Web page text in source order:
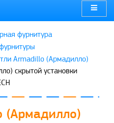
фурнитура
Armadillo (Армадилло)
скрытой установки
(Армадилло)